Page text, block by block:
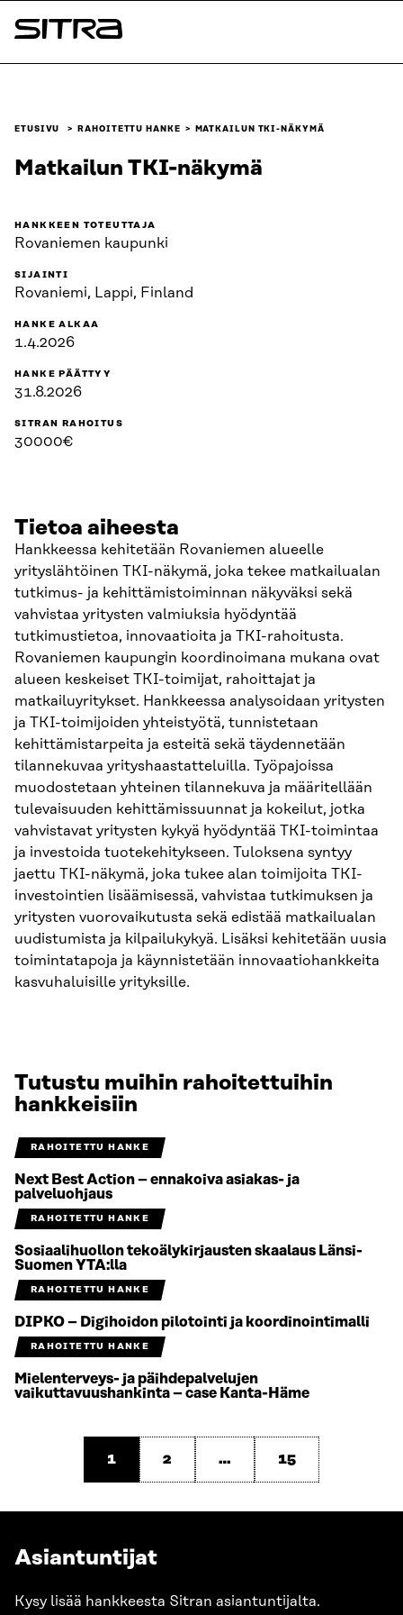
Siirry
suoraan
Sitra
ETUSIVU RAHOITETTU HANKE MATKAILUN TKI-NÄKYMÄ
Matkailun TKI-näkymä
HANKKEEN TOTEUTTAJA
Rovaniemen kaupunki
SIJAINTI
Rovaniemi, Lappi, Finland
HANKE ALKAA
1.4.2026
HANKE PÄÄTTYY
31.8.2026
SITRAN RAHOITUS
30000€
Tietoa aiheesta
Hankkeessa kehitetään Rovaniemen alueelle
yrityslähtöinen TKI-näkymä, joka tekee matkailualan
tutkimus- ja kehittämistoiminnan näkyväksi sekä
vahvistaa yritysten valmiuksia hyödyntää
tutkimustietoa, innovaatioita ja TKI-rahoitusta.
Rovaniemen kaupungin koordinoimana mukana ovat
alueen keskeiset TKI-toimijat, rahoittajat ja
matkailuyritykset. Hankkeessa analysoidaan yritysten
ja TKI-toimijoiden yhteistyötä, tunnistetaan
kehittämistarpeita ja esteitä sekä täydennetään
tilannekuvaa yrityshaastatteluilla. Työpajoissa
muodostetaan yhteinen tilannekuva ja määritellään
tulevaisuuden kehittämissuunnat ja kokeilut, jotka
vahvistavat yritysten kykyä hyödyntää TKI-toimintaa
ja investoida tuotekehitykseen. Tuloksena syntyy
jaettu TKI-näkymä, joka tukee alan toimijoita TKI-
investointien lisäämisessä, vahvistaa tutkimuksen ja
yritysten vuorovaikutusta sekä edistää matkailualan
uudistumista ja kilpailukykyä. Lisäksi kehitetään uusia
toimintatapoja ja käynnistetään innovaatiohankkeita
kasvuhaluisille yrityksille.
Tutustu muihin rahoitettuihin
hankkeisiin
RAHOITETTU HANKE
Next Best Action – ennakoiva asiakas- ja
palveluohjaus
RAHOITETTU HANKE
Sosiaalihuollon tekoälykirjausten skaalaus Länsi-
Suomen YTA:lla
RAHOITETTU HANKE
DIPKO – Digihoidon pilotointi ja koordinointimalli
RAHOITETTU HANKE
Mielenterveys- ja päihdepalvelujen
vaikuttavuushankinta – case Kanta-Häme
1 2 … 15
Asiantuntijat
Kysy lisää hankkeesta Sitran asiantuntijalta.